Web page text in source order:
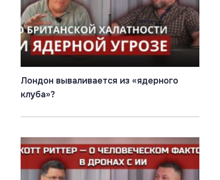
Лондон вываливается из «ядерного
клуба»?